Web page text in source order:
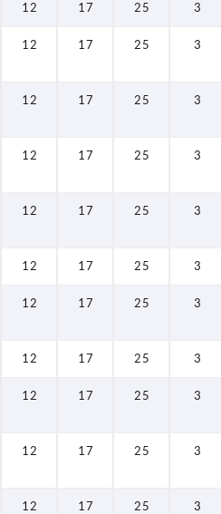
12 17 25 3
12 17 25 3
12 17 25 3
12 17 25 3
12 17 25 3
12 17 25 3
12 17 25 3
12 17 25 3
12 17 25 3
12 17 25 3
12 17 25 3